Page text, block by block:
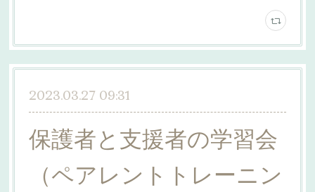
2023.03.27 09:31
保護者と支援者の学習会
（ペアレントトレーニン